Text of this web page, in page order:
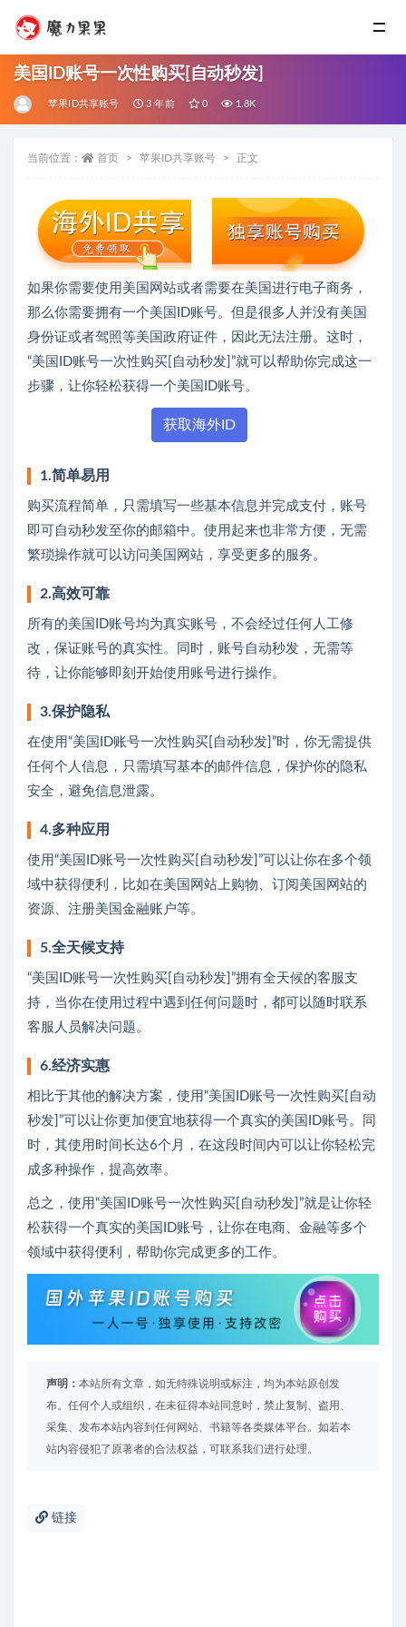
美国ID账号一次性购买[自动秒发]
苹果ID共享账号 3 年前 0 1.8K
当前位置： 首页 苹果ID共享账号 正文
如果你需要使用美国网站或者需要在美国进行电子商务，
那么你需要拥有一个美国ID账号。但是很多人并没有美国
身份证或者驾照等美国政府证件，因此无法注册。这时，
“美国ID账号一次性购买[自动秒发]”就可以帮助你完成这一
步骤，让你轻松获得一个美国ID账号。
获取海外ID
1.简单易用
购买流程简单，只需填写一些基本信息并完成支付，账号
即可自动秒发至你的邮箱中。使用起来也非常方便，无需
繁琐操作就可以访问美国网站，享受更多的服务。
2.高效可靠
所有的美国ID账号均为真实账号，不会经过任何人工修
改，保证账号的真实性。同时，账号自动秒发，无需等
待，让你能够即刻开始使用账号进行操作。
3.保护隐私
在使用“美国ID账号一次性购买[自动秒发]”时，你无需提供
任何个人信息，只需填写基本的邮件信息，保护你的隐私
安全，避免信息泄露。
4.多种应用
使用“美国ID账号一次性购买[自动秒发]”可以让你在多个领
域中获得便利，比如在美国网站上购物、订阅美国网站的
资源、注册美国金融账户等。
5.全天候支持
“美国ID账号一次性购买[自动秒发]”拥有全天候的客服支
持，当你在使用过程中遇到任何问题时，都可以随时联系
客服人员解决问题。
6.经济实惠
相比于其他的解决方案，使用“美国ID账号一次性购买[自动
秒发]”可以让你更加便宜地获得一个真实的美国ID账号。同
时，其使用时间长达6个月，在这段时间内可以让你轻松完
成多种操作，提高效率。
总之，使用“美国ID账号一次性购买[自动秒发]”就是让你轻
松获得一个真实的美国ID账号，让你在电商、金融等多个
领域中获得便利，帮助你完成更多的工作。
声明： 本站所有文章，如无特殊说明或标注，均为本站原创发
布。任何个人或组织，在未征得本站同意时，禁止复制、盗用、
采集、发布本站内容到任何网站、书籍等各类媒体平台。如若本
站内容侵犯了原著者的合法权益，可联系我们进行处理。
链接